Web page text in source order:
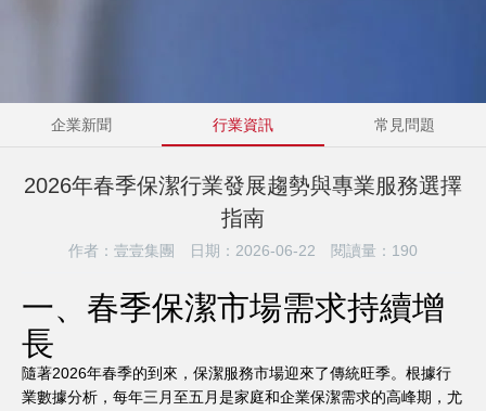
企業新聞 行業資訊 常見問題
2026年春季保潔行業發展趨勢與專業服務選擇
指南
作者：壹壹集團 日期：2026-06-22 閱讀量： 190
一、春季保潔市場需求持續增
長
隨著2026年春季的到來，保潔服務市場迎來了傳統旺季。根據行
業數據分析，每年三月至五月是家庭和企業保潔需求的高峰期，尤